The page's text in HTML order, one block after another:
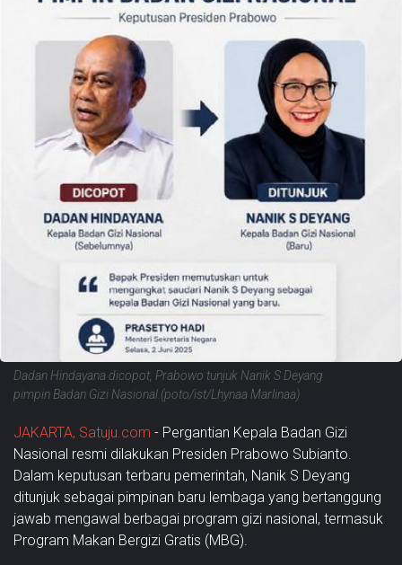
Dadan Hindayana dicopot, Prabowo tunjuk Nanik S Deyang
pimpin Badan Gizi Nasional.(poto/ist/Lhynaa Marlinaa)
JAKARTA, Satuju.com - Pergantian Kepala Badan Gizi
Nasional resmi dilakukan Presiden Prabowo Subianto.
Dalam keputusan terbaru pemerintah, Nanik S Deyang
ditunjuk sebagai pimpinan baru lembaga yang bertanggung
jawab mengawal berbagai program gizi nasional, termasuk
Program Makan Bergizi Gratis (MBG).